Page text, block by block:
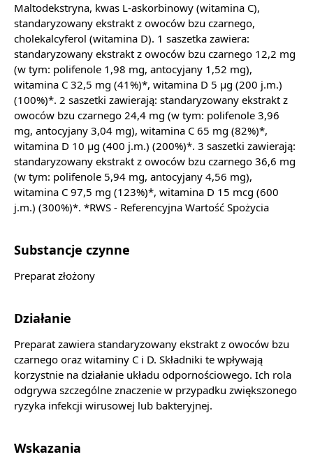
Maltodekstryna, kwas L-askorbinowy (witamina C),
standaryzowany ekstrakt z owoców bzu czarnego,
cholekalcyferol (witamina D). 1 saszetka zawiera:
standaryzowany ekstrakt z owoców bzu czarnego 12,2 mg
(w tym: polifenole 1,98 mg, antocyjany 1,52 mg),
witamina C 32,5 mg (41%)*, witamina D 5 µg (200 j.m.)
(100%)*. 2 saszetki zawierają: standaryzowany ekstrakt z
owoców bzu czarnego 24,4 mg (w tym: polifenole 3,96
mg, antocyjany 3,04 mg), witamina C 65 mg (82%)*,
witamina D 10 µg (400 j.m.) (200%)*. 3 saszetki zawierają:
standaryzowany ekstrakt z owoców bzu czarnego 36,6 mg
(w tym: polifenole 5,94 mg, antocyjany 4,56 mg),
witamina C 97,5 mg (123%)*, witamina D 15 mcg (600
j.m.) (300%)*. *RWS - Referencyjna Wartość Spożycia
Substancje czynne
Preparat złożony
Działanie
Preparat zawiera standaryzowany ekstrakt z owoców bzu
czarnego oraz witaminy C i D. Składniki te wpływają
korzystnie na działanie układu odpornościowego. Ich rola
odgrywa szczególne znaczenie w przypadku zwiększonego
ryzyka infekcji wirusowej lub bakteryjnej.
Wskazania